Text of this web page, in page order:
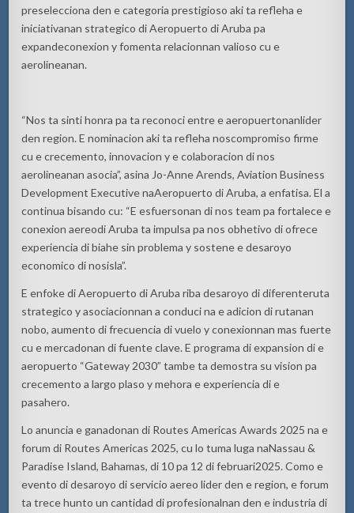
preselecciona den ecategoria prestigioso akitarefleha e
iniciativanan strategico di Aeropuerto di Aruba pa
expandeconexion yfomenta relacionnan valioso cu e
aerolineanan.
“Nos ta sintihonra pa tareconocientre eaeropuertonanlider
den region. Enominacion akitarefleha noscompromiso firme
cu ecrecemento,innovacion y ecolaboracion dinos
aerolineanan asocia”,asina Jo-Anne Arends, Aviation Business
Development ExecutivenaAeropuerto di Aruba,a enfatisa.El a
continuabisando cu: “Eesfuersonan dinos team pafortalecee
conexion aereodi Aruba taimpulsa panos obhetivo diofrece
experiencia dibiahe sinproblema y sosteneedesaroyo
economico dinosisla”.
Eenfokedi Aeropuerto di Arubariba desaroyo didiferenteruta
strategico yasociacionnan aconducina eadicion dirutanan
nobo,aumento difrecuencia divuelo yconexionnan masfuerte
cu emercadonan difuenteclave. Eprograma di expansion di e
aeropuerto “Gateway 2030”tambetademostra su vision pa
crecemento a largoplaso ymehora eexperiencia di e
pasahero.
Loanuncia e ganadonan di Routes Americas Awards 2025na e
forum di Routes Americas 2025, cu lotuma luga naNassau &
Paradise Island, Bahamas, di 10 pa 12 difebruari2025. Como e
evento didesaroyo di servicio aereo liderden e region, e forum
tatrecehunto uncantidad diprofesionalnan den eindustria di